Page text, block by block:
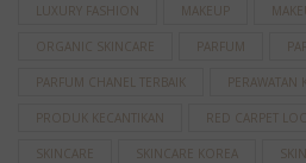
LUXURY FASHION MAKEUP
ORGANIC SKINCARE PARFUM
PARFUM CHANEL TERBAIK PERAWATAN
PRODUK KECANTIKAN RED CARPET
SKINCARE SKINCARE KOREA